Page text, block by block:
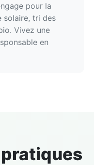
pour la
solaire, tri des
Vivez une
en